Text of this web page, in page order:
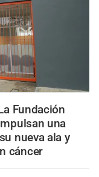
Fundación
una
nueva ala y
cáncer